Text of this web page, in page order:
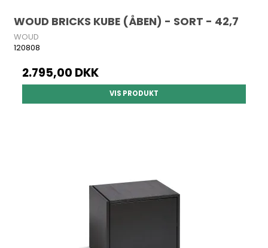
WOUD BRICKS KUBE (ÅBEN) - SORT - 42,7
WOUD
120808
2.795,00 DKK
VIS PRODUKT